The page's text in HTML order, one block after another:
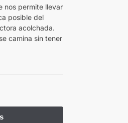
nos permite llevar
posible del
acolchada.
camina sin tener